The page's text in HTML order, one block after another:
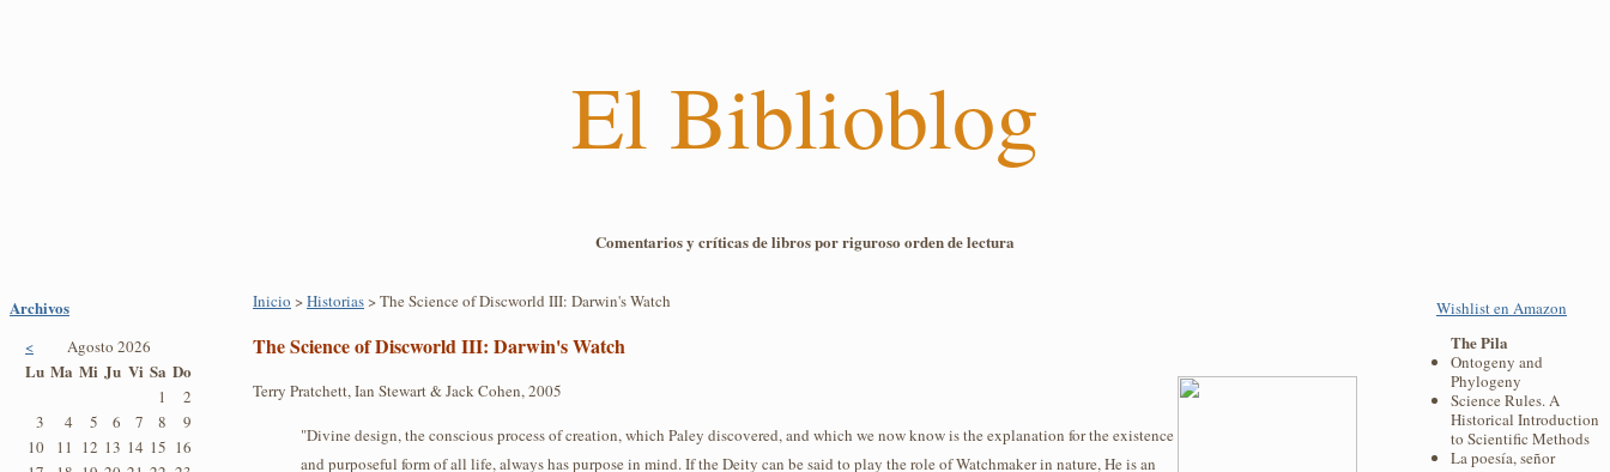
El Biblioblog
Comentarios y críticas de libros por riguroso orden de lectura
Archivos
< Agosto 2026
Lu Ma Mi Ju Vi Sa Do
1
2
3
4 5 6 7 8
9
10
11 12 13 14 15 16
Wishlist en Amazon
The Pila
Ontogeny and
Phylogeny
Science Rules. A
Historical Introduction
to Scientific Methods
La poesía, señor
Inicio >Historias> The Science of Discworld III: Darwin's Watch
The Science of Discworld III: Darwin's Watch
Terry Pratchett, Ian Stewart & Jack Cohen, 2005
"Divine design, the conscious process of creation, which Paley discovered, and which we now know is the explanation for the existence
and purposeful form of all life, always has purpose in mind. If the Deity can be said to play the role of Watchmaker in nature, He is an